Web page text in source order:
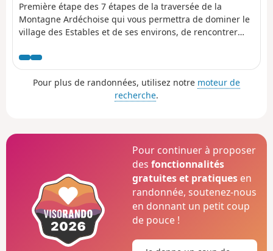
Première étape des 7 étapes de la traversée de la
Montagne Ardéchoise qui vous permettra de dominer le
village des Estables et de ses environs, de rencontrer
faire une belle traversée en forêt avec des points de vues
sur le cirque des Boutières, le Suc de la Lauzières avant
de rejoindre le gîte de Villevieille.
Pour plus de randonnées, utilisez notre moteur de
recherche.
Pour continuer à proposer
desfonctionnalités
gratuites et pratiques en
randonnée, soutenez-nous
en donnant un petit coup
de pouce !